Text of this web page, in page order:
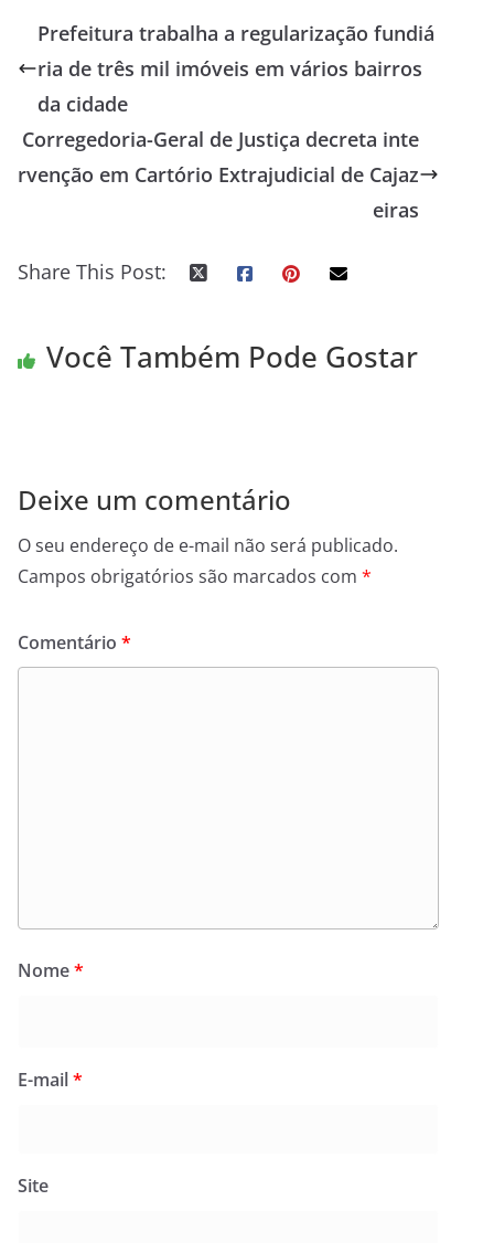
Prefeitura trabalha a regularização fundiá
ria de três mil imóveis em vários bairros
da cidade
Corregedoria-Geral de Justiça decreta inte
rvenção em Cartório Extrajudicial de Cajaz
eiras
Share This Post:
Você Também Pode Gostar
Deixe um comentário
O seu endereço de e-mail não será publicado.
Campos obrigatórios são marcados com *
Comentário *
Nome*
E-mail*
Site